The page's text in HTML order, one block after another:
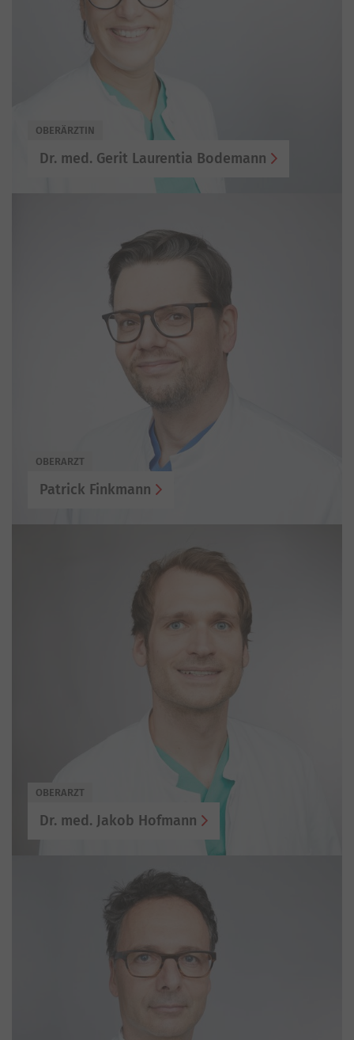
OBERÄRZTIN
Dr. med. Gerit Laurentia Bodemann
OBERARZT
Patrick Finkmann
OBERARZT
Dr. med. Jakob Hofmann